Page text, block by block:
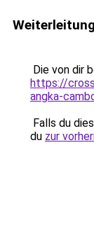
Die von dir
https://
angka-
Falls du
du zur